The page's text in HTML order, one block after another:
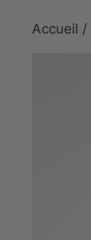
Accueil /